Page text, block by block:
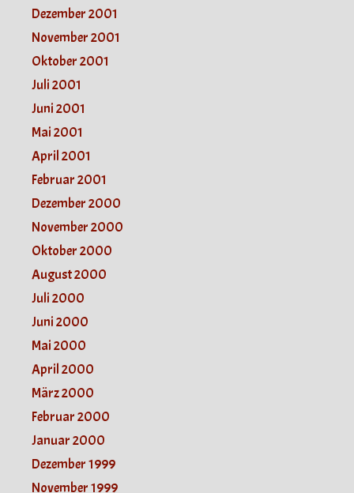
Dezember 2001
November 2001
Oktober 2001
Juli 2001
Juni 2001
Mai 2001
April 2001
Februar 2001
Dezember 2000
November 2000
Oktober 2000
August 2000
Juli 2000
Juni 2000
Mai 2000
April 2000
März 2000
Februar 2000
Januar 2000
Dezember 1999
November 1999